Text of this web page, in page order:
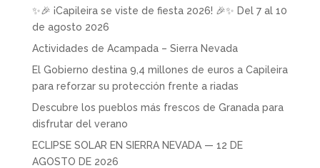
✨🎉 ¡Capileira se viste de fiesta 2026! 🎉✨ Del 7 al 10
de agosto 2026
Actividades de Acampada – Sierra Nevada
El Gobierno destina 9,4 millones de euros a Capileira
para reforzar su protección frente a riadas
Descubre los pueblos más frescos de Granada para
disfrutar del verano
ECLIPSE SOLAR EN SIERRA NEVADA — 12 DE
AGOSTO DE 2026